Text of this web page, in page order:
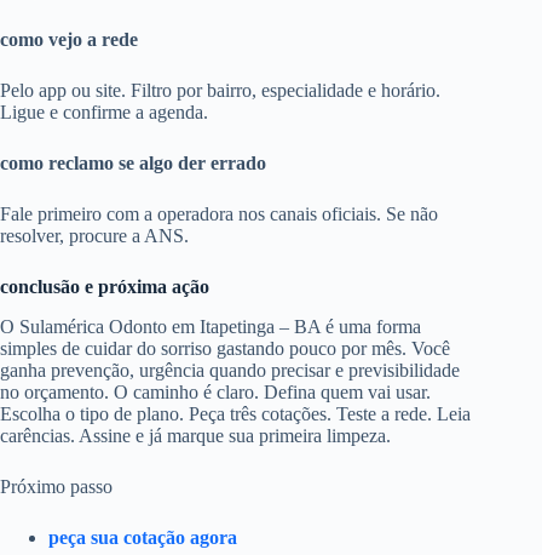
como vejo a rede
Pelo app ou site. Filtro por bairro, especialidade e horário.
Ligue e confirme a agenda.
como reclamo se algo der errado
Fale primeiro com a operadora nos canais oficiais. Se não
resolver, procure a ANS.
conclusão e próxima ação
O Sulamérica Odonto em Itapetinga – BA é uma forma
simples de cuidar do sorriso gastando pouco por mês. Você
ganha prevenção, urgência quando precisar e previsibilidade
no orçamento. O caminho é claro. Defina quem vai usar.
Escolha o tipo de plano. Peça três cotações. Teste a rede. Leia
carências. Assine e já marque sua primeira limpeza.
Próximo passo
peça sua cotação agora